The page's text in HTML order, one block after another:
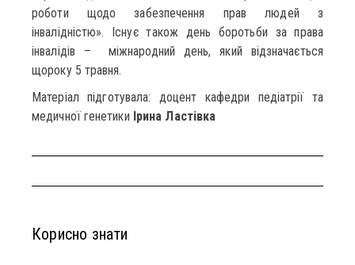
роботи щодо забезпечення прав людей з
інвалідністю». Існує також день боротьби за права
інвалідів – міжнародний день, який відзначається
щороку 5 травня.
Матеріал підготувала: доцент кафедри педіатрії та
медичної генетики Ірина Ластівка
Корисно знати